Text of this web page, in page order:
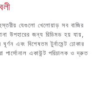
যেগুলো খেলোয়াড় সব বাজির
উপহারের জন্য রিডিমড হয় যায়,
এবং বিশেষতম টুর্নামেন্ট ঢোকার
একাউন্ট পরিচালক ও দ্রুত